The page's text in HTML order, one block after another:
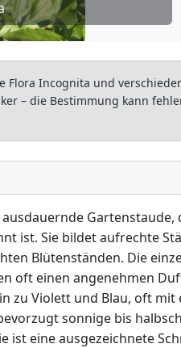
Incognita und
– die Bestimmung kann
Gartenstaude,
ist. Sie bildet aufrechte
Blütenständen. Die
oft einen angenehmen
zu Violett und Blau, oft mit
sonnige bis
ist eine ausgezeichnete